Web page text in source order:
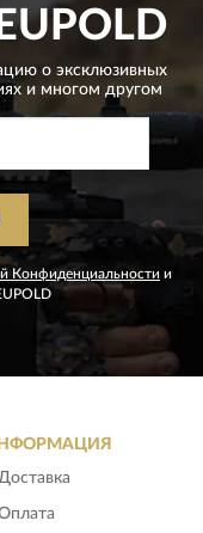
о эксклюзивных
и многом другом
Конфиденциальности и